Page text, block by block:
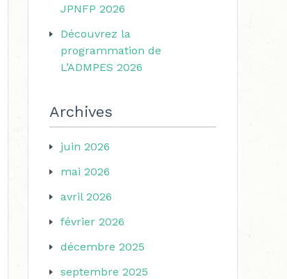
JPNFP 2026
Découvrez la
programmation de
L’ADMPES 2026
Archives
juin 2026
mai 2026
avril 2026
février 2026
décembre 2025
septembre 2025